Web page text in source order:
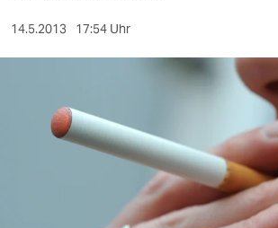
berlin
14.5.2013 17:54 Uhr